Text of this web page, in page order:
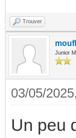
Trouver
Junior
03/05/
Un peu